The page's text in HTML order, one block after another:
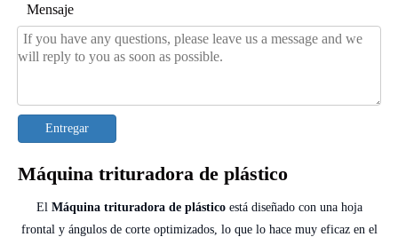
Mensaje
Entregar
Máquina trituradora de plástico
El Máquina trituradora de plásticoestá diseñado con una hoja
frontal y ángulos de corte optimizados, lo que lo hace muy eficaz en el